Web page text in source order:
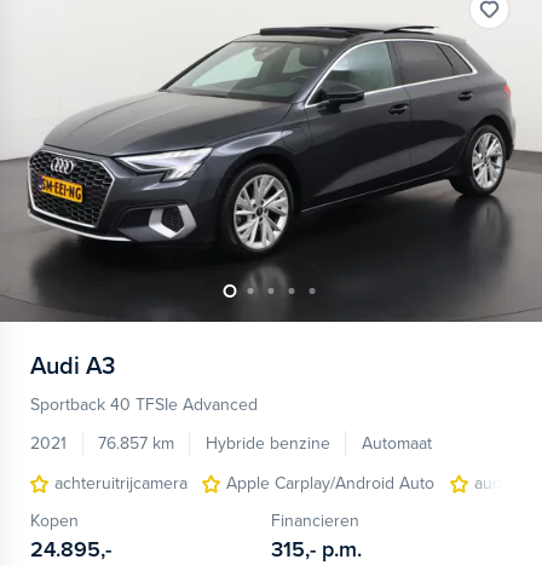
Audi A3
Sportback 40 TFSIe Advanced
2021
76.857 km Hybride benzine
Automaat
achteruitrijcamera
Apple Carplay/Android Auto
audio
Kopen
24.895,-
Financieren
315,- p.m.